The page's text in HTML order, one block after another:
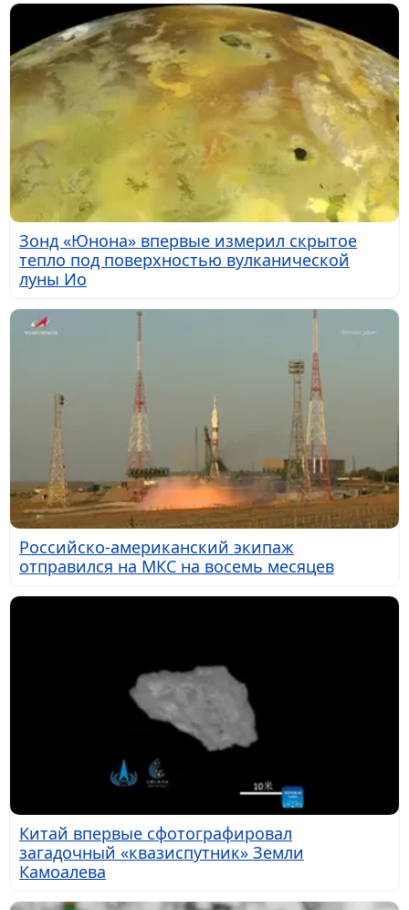
Зонд «Юнона» впервые измерил скрытое
тепло под поверхностью вулканической
луны Ио
Российско-американский экипаж
отправился на МКС на восемь месяцев
Китай впервые сфотографировал
загадочный «квазиспутник» Земли
Камоалева